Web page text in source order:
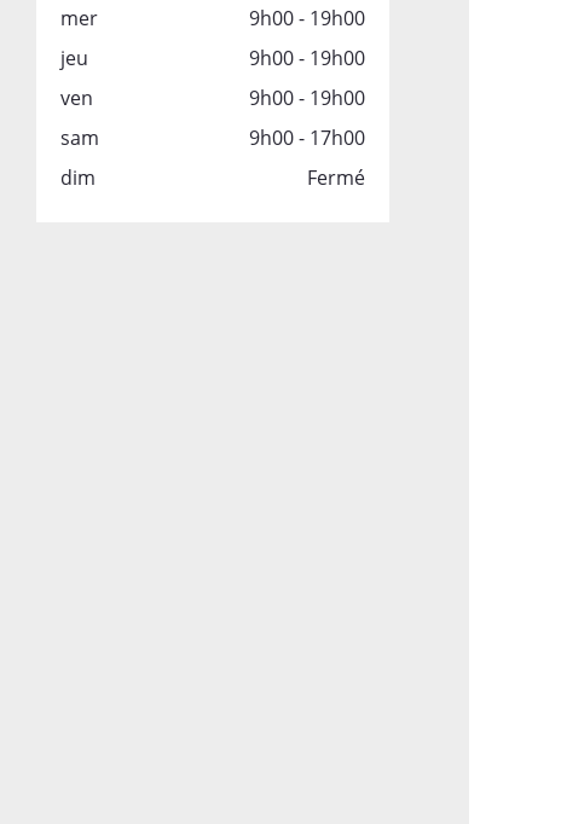
mer
9h00 - 19h00
jeu
9h00 - 19h00
ven
9h00 - 19h00
sam
9h00 - 17h00
dim
Fermé